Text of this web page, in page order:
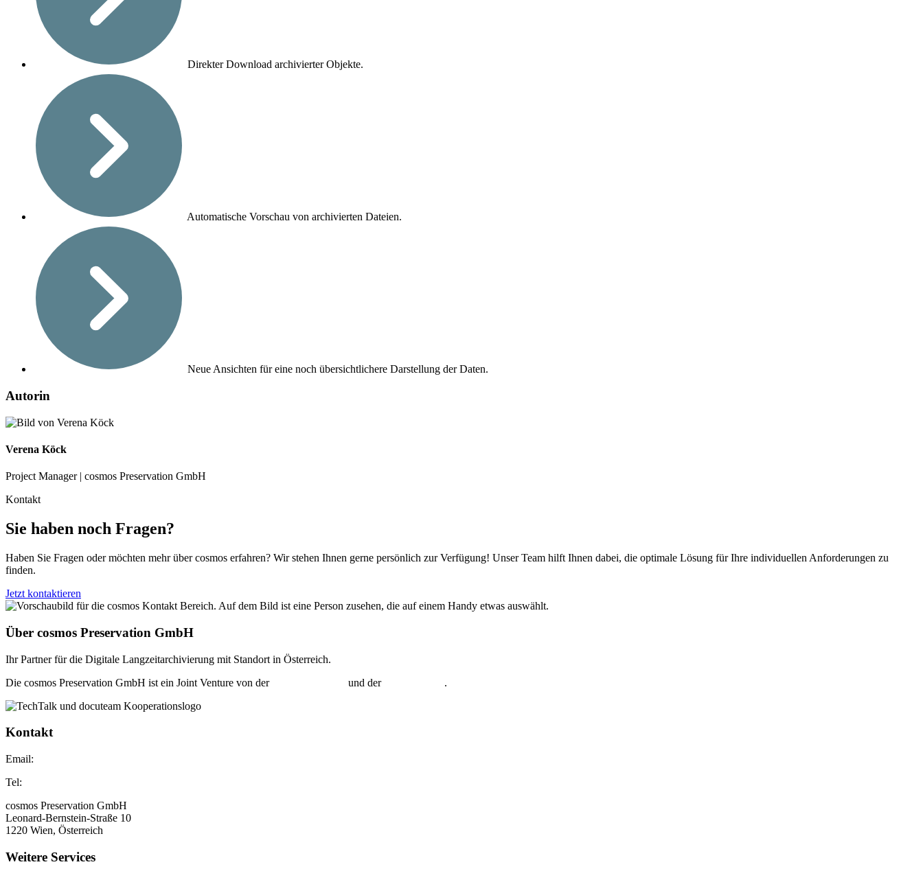
Direkter Download archivierter Objekte.
Automatische Vorschau von archivierten Dateien.
Neue Ansichten für eine noch übersichtlichere Darstellung der Daten.
Autorin
Verena Köck
Project Manager | cosmos Preservation GmbH
Kontakt
Sie haben noch Fragen?
Haben Sie Fragen oder möchten mehr über cosmos erfahren? Wir stehen Ihnen gerne persönlich zur Verfügung! Unser Team hilft Ihnen dabei, die optimale Lösung für Ihre individuellen Anforderungen zu
finden.
Jetzt kontaktieren
Über cosmos Preservation GmbH
Ihr Partner für die Digitale Langzeitarchivierung mit Standort in Österreich.
Die cosmos Preservation GmbH ist ein Joint Venture von der
und der .
Kontakt
Email:
Tel:
cosmos Preservation GmbH
Leonard-Bernstein-Straße 10
1220 Wien, Österreich
Weitere Services